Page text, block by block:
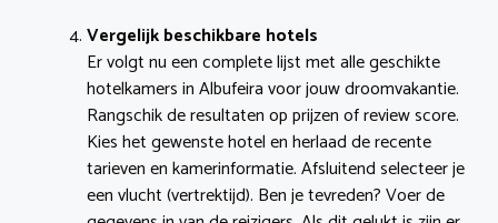
Vergelijk beschikbare hotels
Er volgt nu een complete lijst met alle geschikte
hotelkamers in Albufeira voor jouw droomvakantie.
Rangschik de resultaten op prijzen of review score.
Kies het gewenste hotel en herlaad de recente
tarieven en kamerinformatie. Afsluitend selecteer je
een vlucht (vertrektijd). Ben je tevreden? Voer de